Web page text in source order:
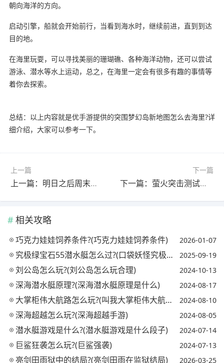
朝向海洋的方向。
启动引擎，船就会开始前行，当看到海水时，继续前进，直到到达
目的地。
在海里玩耍，可以寻找美丽的珊瑚礁、各种海洋动物，还可以尝试
游泳、潜水等水上运动，总之，在海里一定会有很多有趣的事情等
着你去探索。
总结：以上内容就是优手游提供的突围梦幻岛新地图怎么去海里?详
细介绍，大家可以参考一下。
上一篇
上一篇：明日之后周末巡逻选哪几位最好?(明日之后周末巡逻聊什么话题哈提)
下一篇
下一篇：萤火突击测试服血清集齐有什么用?(萤火突击测试资格)
相关攻略
巧克力娃娃饲养条件?(巧克力娃娃饲养条件) 2026-01-07
究极绿宝石55潜水艇怎么过?(口袋妖怪究极绿宝石潜水艇怎么过) 2025-09-19
刘公岛怎么玩?(刘公岛怎么玩合理) 2024-10-13
深海潜水艇原理?(深海潜水艇原理是什么) 2024-08-17
大掌柜伟大航路怎么玩?(叫我大掌柜伟大航线日志) 2024-08-10
深海超越怎么玩?(深海超越手游) 2024-08-05
潜水艇游戏是什么?(潜水艇游戏是什么段子) 2024-07-14
巨鲨狂袭怎么玩?(巨鲨强袭) 2024-07-13
亮剑田雨狱中的结局?(亮剑田雨在监狱结局) 2026-03-25